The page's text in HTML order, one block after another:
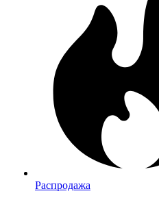
Распродажа